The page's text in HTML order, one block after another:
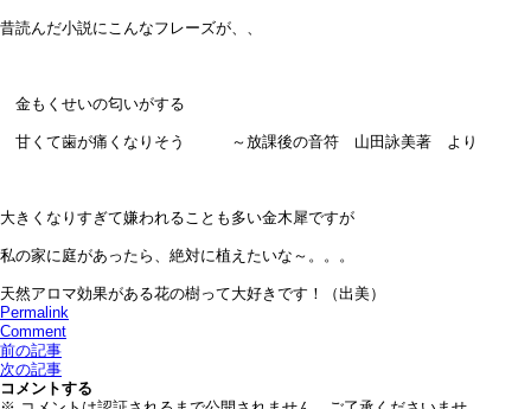
昔読んだ小説にこんなフレーズが、、
金もくせいの匂いがする
甘くて歯が痛くなりそう ～放課後の音符 山田詠美著 より
大きくなりすぎて嫌われることも多い金木犀ですが
私の家に庭があったら、絶対に植えたいな～。。。
天然アロマ効果がある花の樹って大好きです！（出美）
Permalink
Comment
前の記事
次の記事
コメントする